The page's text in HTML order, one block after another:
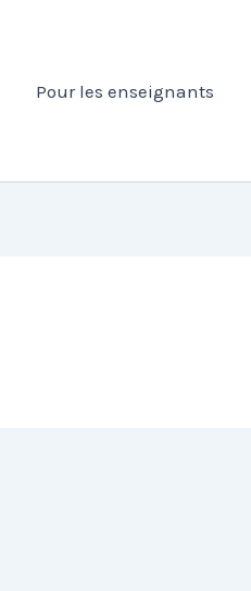
Pour les enseignants